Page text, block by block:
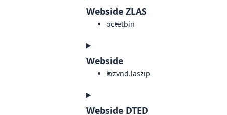
Webside ZLAS
octetbin
Webside
lazvnd.laszip
Webside DTED